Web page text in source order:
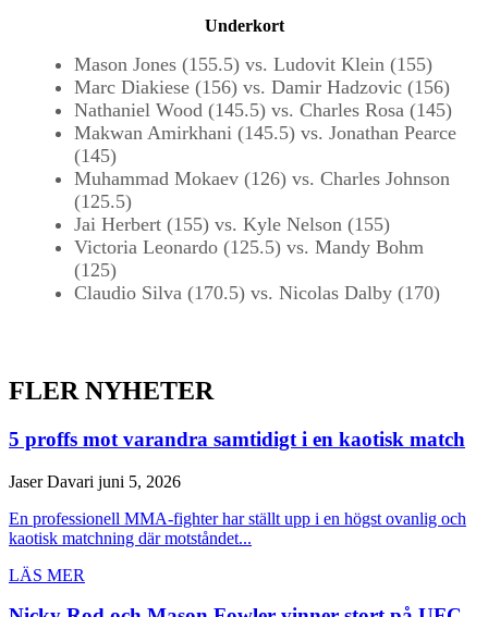
Underkort
Mason Jones (155.5) vs. Ludovit Klein (155)
Marc Diakiese (156) vs. Damir Hadzovic (156)
Nathaniel Wood (145.5) vs. Charles Rosa (145)
Makwan Amirkhani (145.5) vs. Jonathan Pearce
(145)
Muhammad Mokaev (126) vs. Charles Johnson
(125.5)
Jai Herbert (155) vs. Kyle Nelson (155)
Victoria Leonardo (125.5) vs. Mandy Bohm
(125)
Claudio Silva (170.5) vs. Nicolas Dalby (170)
FLER NYHETER
5 proffs mot varandra samtidigt i en kaotisk match
Jaser Davari juni 5, 2026
En professionell MMA-fighter har ställt upp i en högst ovanlig och
kaotisk matchning där motståndet...
LÄS MER